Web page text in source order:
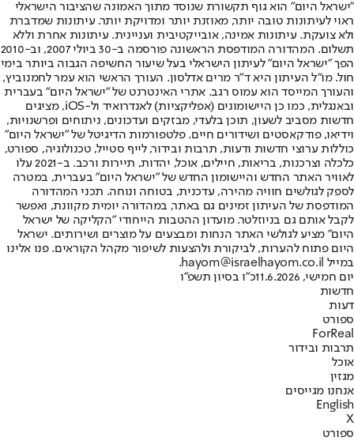
"ישראל היום" הוא גוף תקשורת שנוסד מתוך האמונה שהציבור הישראלי
ראוי לעיתונות טובה יותר, מאוזנת יותר ומדויקת יותר. עיתונות שמדברת
ולא צועקת. עיתונות אמינה, אובייקטיבית ועניינית. עיתונות אחרת וללא
תשלום. המהדורה המודפסת הראשונה פורסמה ב-30 ביולי 2007, וב-2010
הפך "ישראל היום" לעיתון הישראלי בעל שיעור החשיפה הגבוה ביותר בימי
חול. מו"ל העיתון היא ד"ר מרים אדלסון. העורך הראשי הוא עמר לחמנוביץ,
והעורך המייסד הוא עמוס רגב. אתרי האינטרנט של "ישראל היום" בעברית
ובאנגלית, כמו כן היישומונים (אפליקציות) לאנדרואיד ול-iOS, מציגים
חדשות מסביב לשעון, תוכן בלעדי, מבזקים ועדכונים, ניתוחים ופרשנויות,
וידיאו, פודקאסטים ושידורים חיים. פלטפורמות הדיגיטל של "ישראל היום"
כוללות ערוצי חדשות ודעות, תרבות ובידור, לייף סטייל, טכנולוגיה, ספורט,
כלכלה וצרכנות, בריאות, חיילים, אוכל, יהדות, תיירות ורכב. ב-2021 עלו
לאוויר האתר החדש והיישומון החדש של "ישראל היום" בעברית, במטרה
לספק לגולשים חוויה מהירה, עדכנית, בטוחה ונוחה. תכני המהדורה
המודפסת של העיתון זמינים גם באתר, במהדורה יומית מקוונת, ואפשר
לקבל אותם גם בניוזלטר. מועדון ההטבות הייחודי "הקליקה של ישראל
היום" מציע לגולשי האתר הנחות ומבצעים על מוצרים ושירותים. ישראל
היום פתוח להערות, לביקורת ולהצעות לשיפור מקהל הקוראים. פנו אלינו
במייל hayom@israelhayom.co.il.
יום חמישי, 11.6.2026
כ"ו בסיון תשפ"ו
חדשות
דעות
ספורט
ForReal
תרבות ובידור
אוכל
מגזין
אנחנו מגייסים
English
X
ספורט